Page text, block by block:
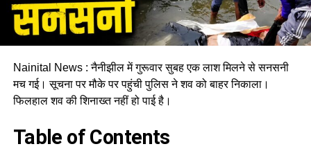
Nainital News : नैनीझील में गुरूवार सुबह एक लाश मिलने से सनसनी
मच गई। सूचना पर मौके पर पहुंची पुलिस ने शव को बाहर निकाला।
फिलहाल शव की शिनाख्त नहीं हो पाई है।
Table of Contents